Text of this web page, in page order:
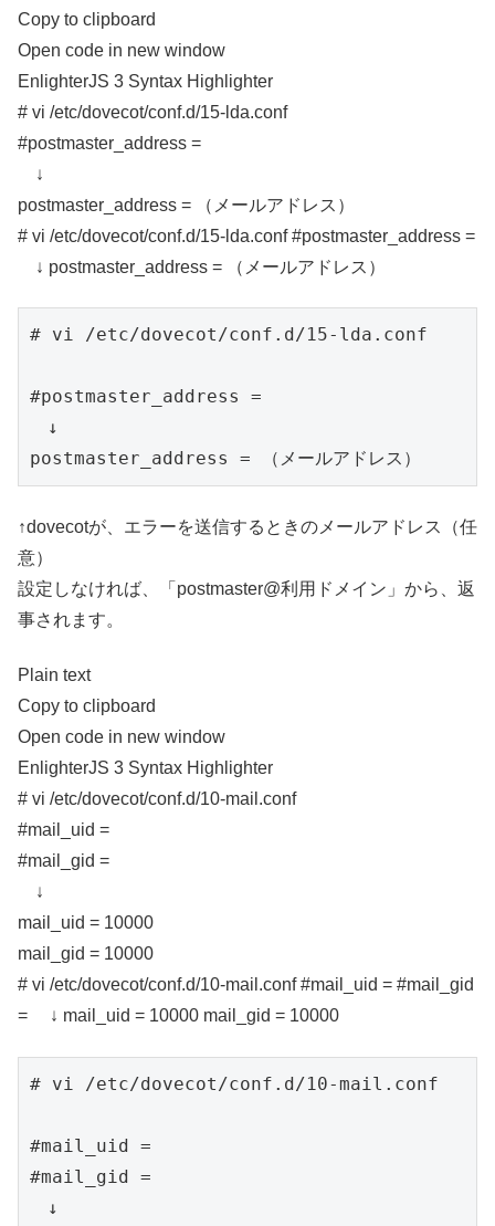
Copy to clipboard
Open code in new window
EnlighterJS 3 Syntax Highlighter
# vi /etc/dovecot/conf.d/15-lda.conf
#postmaster_address =
↓
postmaster_address = （メールアドレス）
# vi /etc/dovecot/conf.d/15-lda.conf #postmaster_address =
↓ postmaster_address = （メールアドレス）
# vi /etc/dovecot/conf.d/15-lda.conf
#postmaster_address =
↓
postmaster_address = （メールアドレス）
↑dovecotが、エラーを送信するときのメールアドレス（任
意）
設定しなければ、「postmaster@利用ドメイン」から、返
事されます。
Plain text
Copy to clipboard
Open code in new window
EnlighterJS 3 Syntax Highlighter
# vi /etc/dovecot/conf.d/10-mail.conf
#mail_uid =
#mail_gid =
↓
mail_uid = 10000
mail_gid = 10000
# vi /etc/dovecot/conf.d/10-mail.conf #mail_uid = #mail_gid
= ↓ mail_uid = 10000 mail_gid = 10000
# vi /etc/dovecot/conf.d/10-mail.conf
#mail_uid =
#mail_gid =
↓